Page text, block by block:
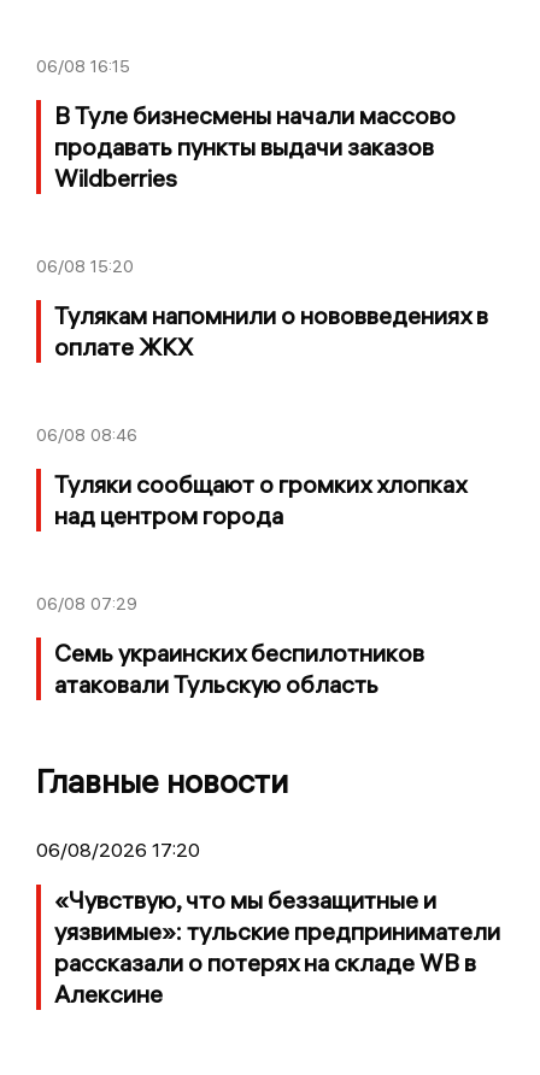
06/08 16:15
В Туле бизнесмены начали массово
продавать пункты выдачи заказов
Wildberries
06/08 15:20
Тулякам напомнили о нововведениях в
оплате ЖКХ
06/08 08:46
Туляки сообщают о громких хлопках
над центром города
06/08 07:29
Семь украинских беспилотников
атаковали Тульскую область
Главные новости
06/08/2026 17:20
«Чувствую, что мы беззащитные и
уязвимые»: тульские предприниматели
рассказали о потерях на складе WB в
Алексине